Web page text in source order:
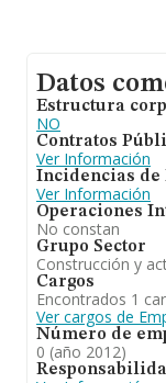
Datos
Estructura
NO
Contratos
Ver Información
Incidencias de
Ver Información
Operaciones
No constan
Grupo Sector
Construcción y
Cargos
Encontrados 1
Ver cargos de
Número de
0 (año 2012)